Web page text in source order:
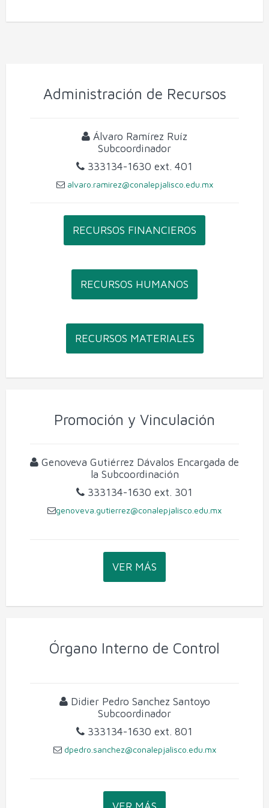
Administración de Recursos
Álvaro Ramírez Ruíz
Subcoordinador
333134-1630 ext. 401
alvaro.ramirez@conalepjalisco.edu.mx
RECURSOS FINANCIEROS
RECURSOS HUMANOS
RECURSOS MATERIALES
Promoción y Vinculación
Genoveva Gutiérrez Dávalos Encargada de
la Subcoordinación
333134-1630 ext. 301
genoveva.gutierrez@conalepjalisco.edu.mx
VER MÁS
Órgano Interno de Control
Didier Pedro Sanchez Santoyo
Subcoordinador
333134-1630 ext. 801
dpedro.sanchez@conalepjalisco.edu.mx